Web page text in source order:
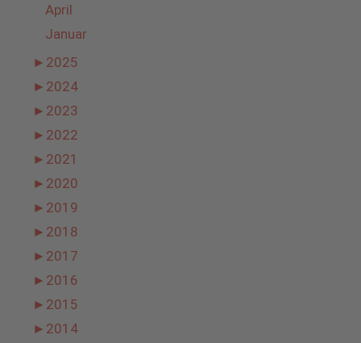
April
Januar
► 2025
► 2024
► 2023
► 2022
► 2021
► 2020
► 2019
► 2018
► 2017
► 2016
► 2015
► 2014